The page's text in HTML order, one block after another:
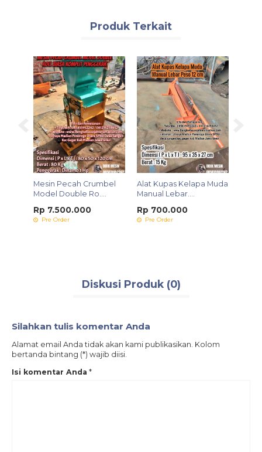
Produk Terkait
Mesin Pecah Crumbel
Model Double Ro....
Rp 7.500.000
Pre Order
Alat Kupas Kelapa Muda
Manual Lebar....
Rp 700.000
Pre Order
Diskusi Produk (0)
Silahkan tulis komentar Anda
Alamat email Anda tidak akan kami publikasikan. Kolom
bertanda bintang (*) wajib diisi.
Isi komentar Anda *